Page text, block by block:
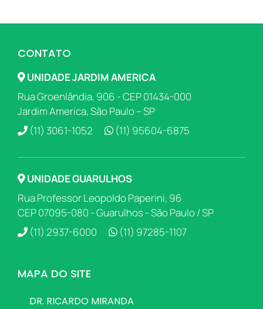
CONTATO
UNIDADE JARDIM AMERICA
Rua Groenlândia, 906 - CEP 01434-000
Jardim America, São Paulo – SP
(11) 3061-1052
(11) 95604-6875
UNIDADE GUARULHOS
Rua Professor Leopoldo Paperini, 96
CEP 07095-080 - Guarulhos - São Paulo / SP
(11) 2937-6000
(11) 97285-1107
MAPA DO SITE
DR. RICARDO MIRANDA